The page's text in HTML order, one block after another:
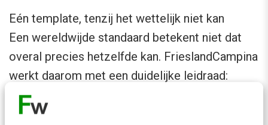
Eén template, tenzij het wettelijk niet kan
Een wereldwijde standaard betekent niet dat
overal precies hetzelfde kan. FrieslandCampina
werkt daarom met een duidelijke leidraad:
global template, tenzij het juridisch niet mag.
Alleen als lokale wet- of regelgeving het echt